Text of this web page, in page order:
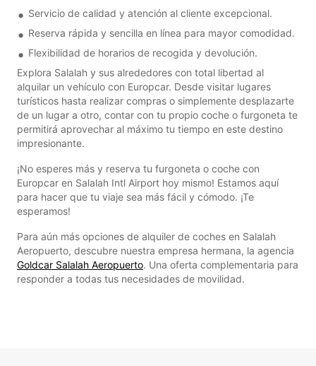
Servicio de calidad y atención al cliente excepcional.
Reserva rápida y sencilla en línea para mayor comodidad.
Flexibilidad de horarios de recogida y devolución.
Explora Salalah y sus alrededores con total libertad al
alquilar un vehículo con Europcar. Desde visitar lugares
turísticos hasta realizar compras o simplemente desplazarte
de un lugar a otro, contar con tu propio coche o furgoneta te
permitirá aprovechar al máximo tu tiempo en este destino
impresionante.
¡No esperes más y reserva tu furgoneta o coche con
Europcar en Salalah Intl Airport hoy mismo! Estamos aquí
para hacer que tu viaje sea más fácil y cómodo. ¡Te
esperamos!
Para aún más opciones de alquiler de coches en Salalah
Aeropuerto, descubre nuestra empresa hermana, la agencia
Goldcar Salalah Aeropuerto. Una oferta complementaria para
responder a todas tus necesidades de movilidad.